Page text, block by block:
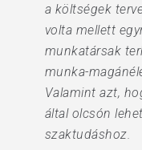
a költségek
volta mellett
munkatársak
munka-
Valamint azt,
által olcsón
szaktudáshoz.